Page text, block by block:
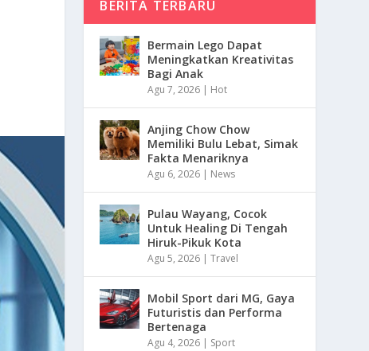
BERITA TERBARU
Bermain Lego Dapat
Meningkatkan Kreativitas
Bagi Anak
Agu 7, 2026 | Hot
Anjing Chow Chow
Memiliki Bulu Lebat, Simak
Fakta Menariknya
Agu 6, 2026 | News
Pulau Wayang, Cocok
Untuk Healing Di Tengah
Hiruk-Pikuk Kota
Agu 5, 2026 |Travel
Mobil Sport dari MG, Gaya
Futuristis dan Performa
Bertenaga
Agu 4, 2026 | Sport